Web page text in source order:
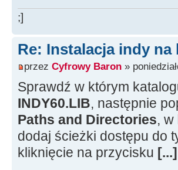
;]
Re: Instalacja indy
przez Cyfrowy Baron »
Sprawdź w którym
INDY60.LIB, następnie
Paths and Directories, w
dodaj ścieżki dostępu do
kliknięcie na przycisku [...]